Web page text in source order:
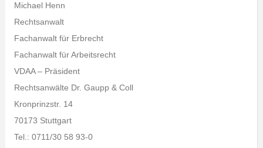
Michael Henn
Rechtsanwalt
Fachanwalt für Erbrecht
Fachanwalt für Arbeitsrecht
VDAA – Präsident
Rechtsanwälte Dr. Gaupp & Coll
Kronprinzstr. 14
70173 Stuttgart
Tel.: 0711/30 58 93-0